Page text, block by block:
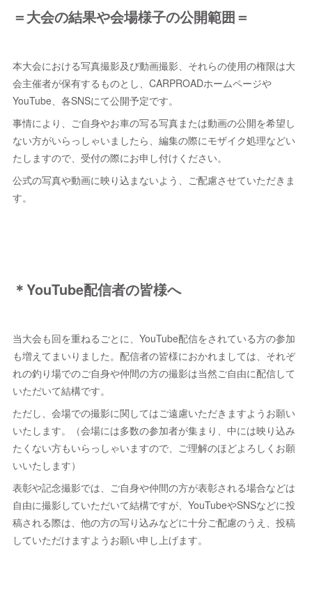
＝大会の結果や会場様子の公開範囲＝
本大会における写真撮影及び動画撮影、それらの使用の権限は大
会主催者が保有するものとし、CARPROADホームページや
YouTube、各SNSにて公開予定です。
事情により、ご自身やお車の写る写真または動画の公開を希望し
ない方がいらっしゃいましたら、編集の際にモザイク処理などい
たしますので、受付の際にお申し付けください。
公式の写真や動画に映り込まないよう、ご配慮させていただきま
す。
＊YouTube配信者の皆様へ
当大会も回を重ねるごとに、YouTube配信をされている方の参加
も増えてまいりました。配信者の皆様におかれましては、それぞ
れの釣り場でのご自身や仲間の方の撮影は当然ご自由に配信して
いただいて結構です。
ただし、会場での撮影に関してはご遠慮いただきますようお願い
いたします。（会場には多数の参加者が集まり、中には映り込み
たくない方もいらっしゃいますので、ご理解のほどよろしくお願
いいたします）
表彰や記念撮影では、ご自身や仲間の方が表彰される場合などは
自由に撮影していただいて結構ですが、YouTubeやSNSなどに投
稿される際は、他の方の写り込みなどに十分ご配慮のうえ、投稿
していただけますようお願い申し上げます。